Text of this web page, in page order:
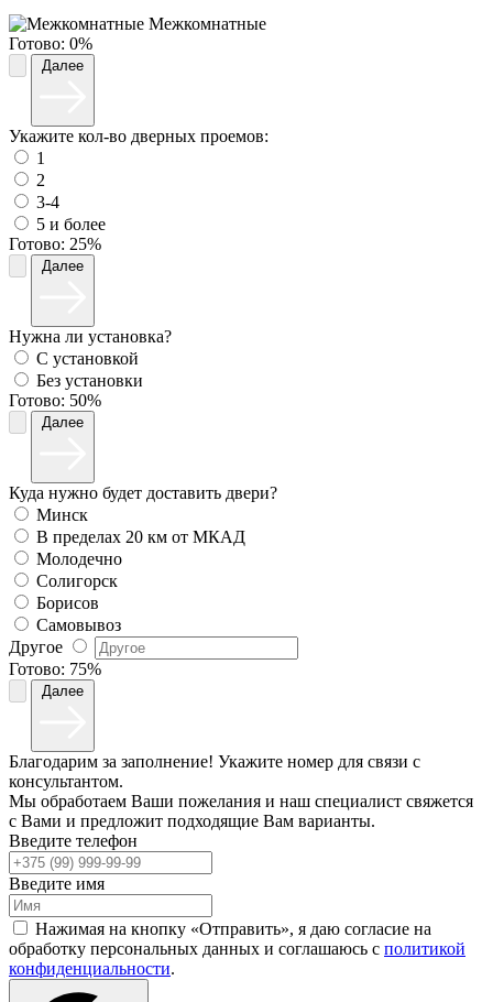
Межкомнатные
Готово: 0%
Укажите кол-во дверных проемов:
1
2
3-4
5 и более
Готово: 25%
Нужна ли установка?
С установкой
Без установки
Готово: 50%
Куда нужно будет доставить двери?
Минск
В пределах 20 км от МКАД
Молодечно
Солигорск
Борисов
Самовывоз
Другое
Готово: 75%
Благодарим за заполнение! Укажите номер для связи с
консультантом.
Мы обработаем Ваши пожелания и наш специалист свяжется
с Вами и предложит подходящие Вам варианты.
Введите телефон
Введите имя
Нажимая на кнопку «Отправить», я даю согласие на
обработку персональных данных и соглашаюсь c политикой
конфиденциальности.